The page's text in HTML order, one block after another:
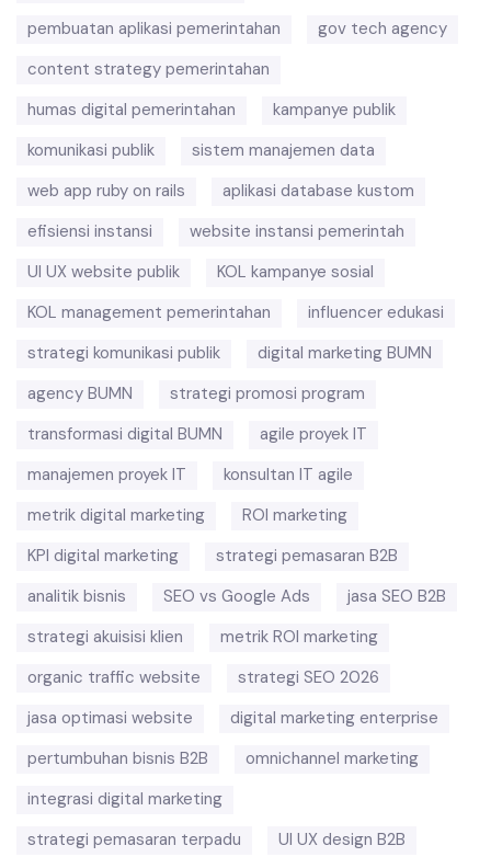
pembuatan aplikasi pemerintahan
gov tech agency
content strategy pemerintahan
humas digital pemerintahan
kampanye publik
komunikasi publik
sistem manajemen data
web app ruby on rails
aplikasi database kustom
efisiensi instansi
website instansi pemerintah
UI UX website publik
KOL kampanye sosial
KOL management pemerintahan
influencer edukasi
strategi komunikasi publik
digital marketing BUMN
agency BUMN
strategi promosi program
transformasi digital BUMN
agile proyek IT
manajemen proyek IT
konsultan IT agile
metrik digital marketing
ROI marketing
KPI digital marketing
strategi pemasaran B2B
analitik bisnis
SEO vs Google Ads
jasa SEO B2B
strategi akuisisi klien
metrik ROI marketing
organic traffic website
strategi SEO 2026
jasa optimasi website
digital marketing enterprise
pertumbuhan bisnis B2B
omnichannel marketing
integrasi digital marketing
strategi pemasaran terpadu
UI UX design B2B